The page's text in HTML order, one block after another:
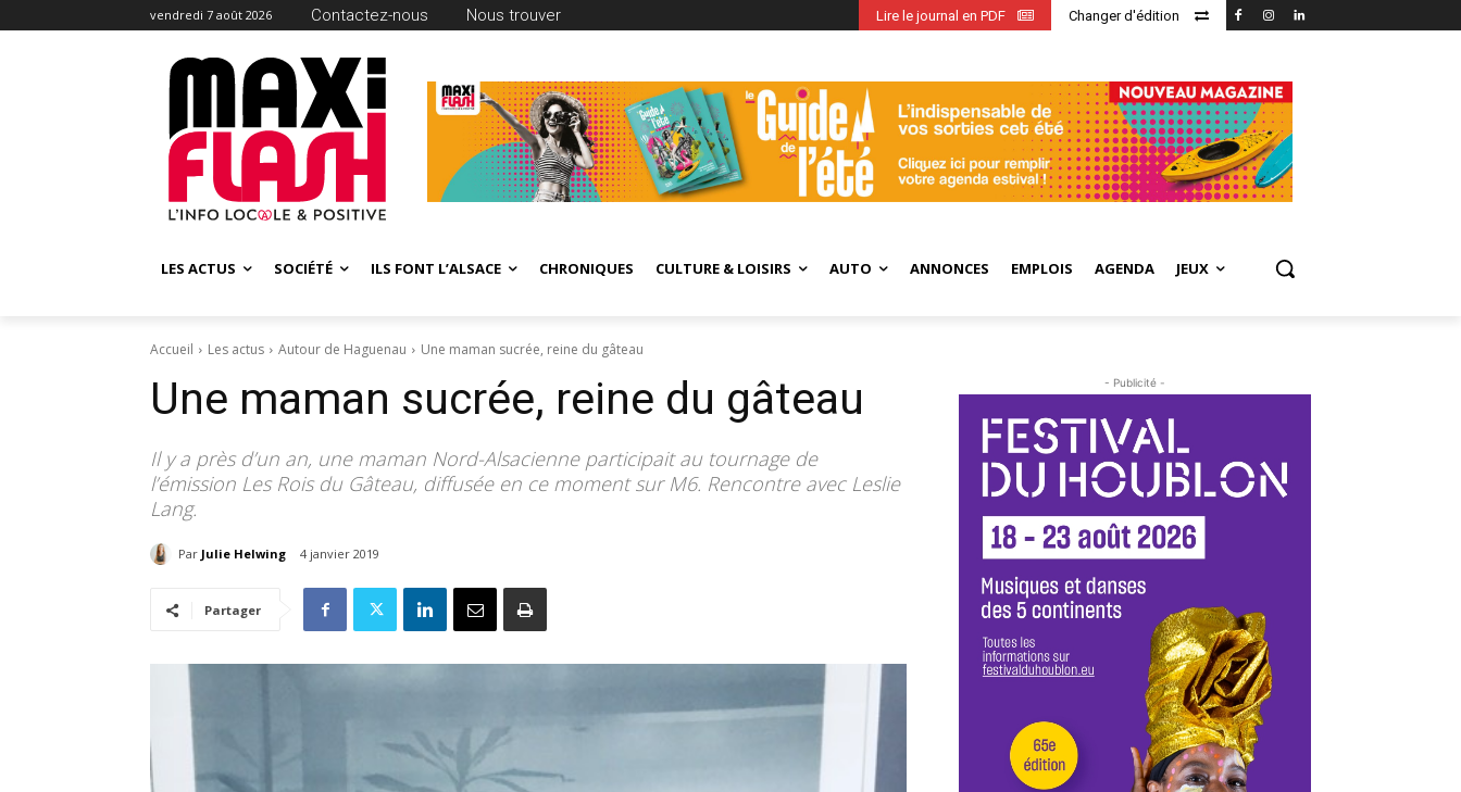
vendredi 7 août 2026 Contactez-nous Nous trouver Changer d'édition
Lire le journal en PDF
LES ACTUS SOCIÉTÉ ILS FONT L’ALSACE CHRONIQUES CULTURE & LOISIRS AUTO ANNONCES EMPLOIS AGENDA JEUX
Accueil Les actus Autour de Haguenau Une maman sucrée, reine du gâteau
Une maman sucrée, reine du gâteau
Il y a près d’un an, une maman Nord-Alsacienne participait au tournage de
l’émission Les Rois du Gâteau, diffusée en ce moment sur M6. Rencontre avec Leslie
Lang.
Par Julie Helwing 4 janvier 2019
Partager
- Publicité -